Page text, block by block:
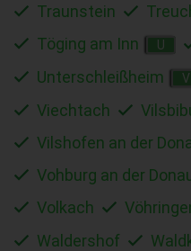
Traunstein
Töging am Inn
U
Unterschleißheim
V
Viechtach
Vilshofen an der
Vohburg an der
Volkach
Waldershof